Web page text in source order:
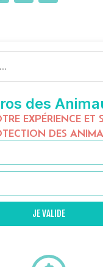
des
EXPÉRIENCE ET
DES
JE VALIDE